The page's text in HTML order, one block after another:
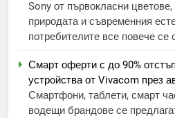
Sony от първокласни
природата и съвременния
потребителите все повече се
Смарт оферти с до 90%
устройства от Vivacom през
Смартфони, таблети, смарт
водещи брандове се